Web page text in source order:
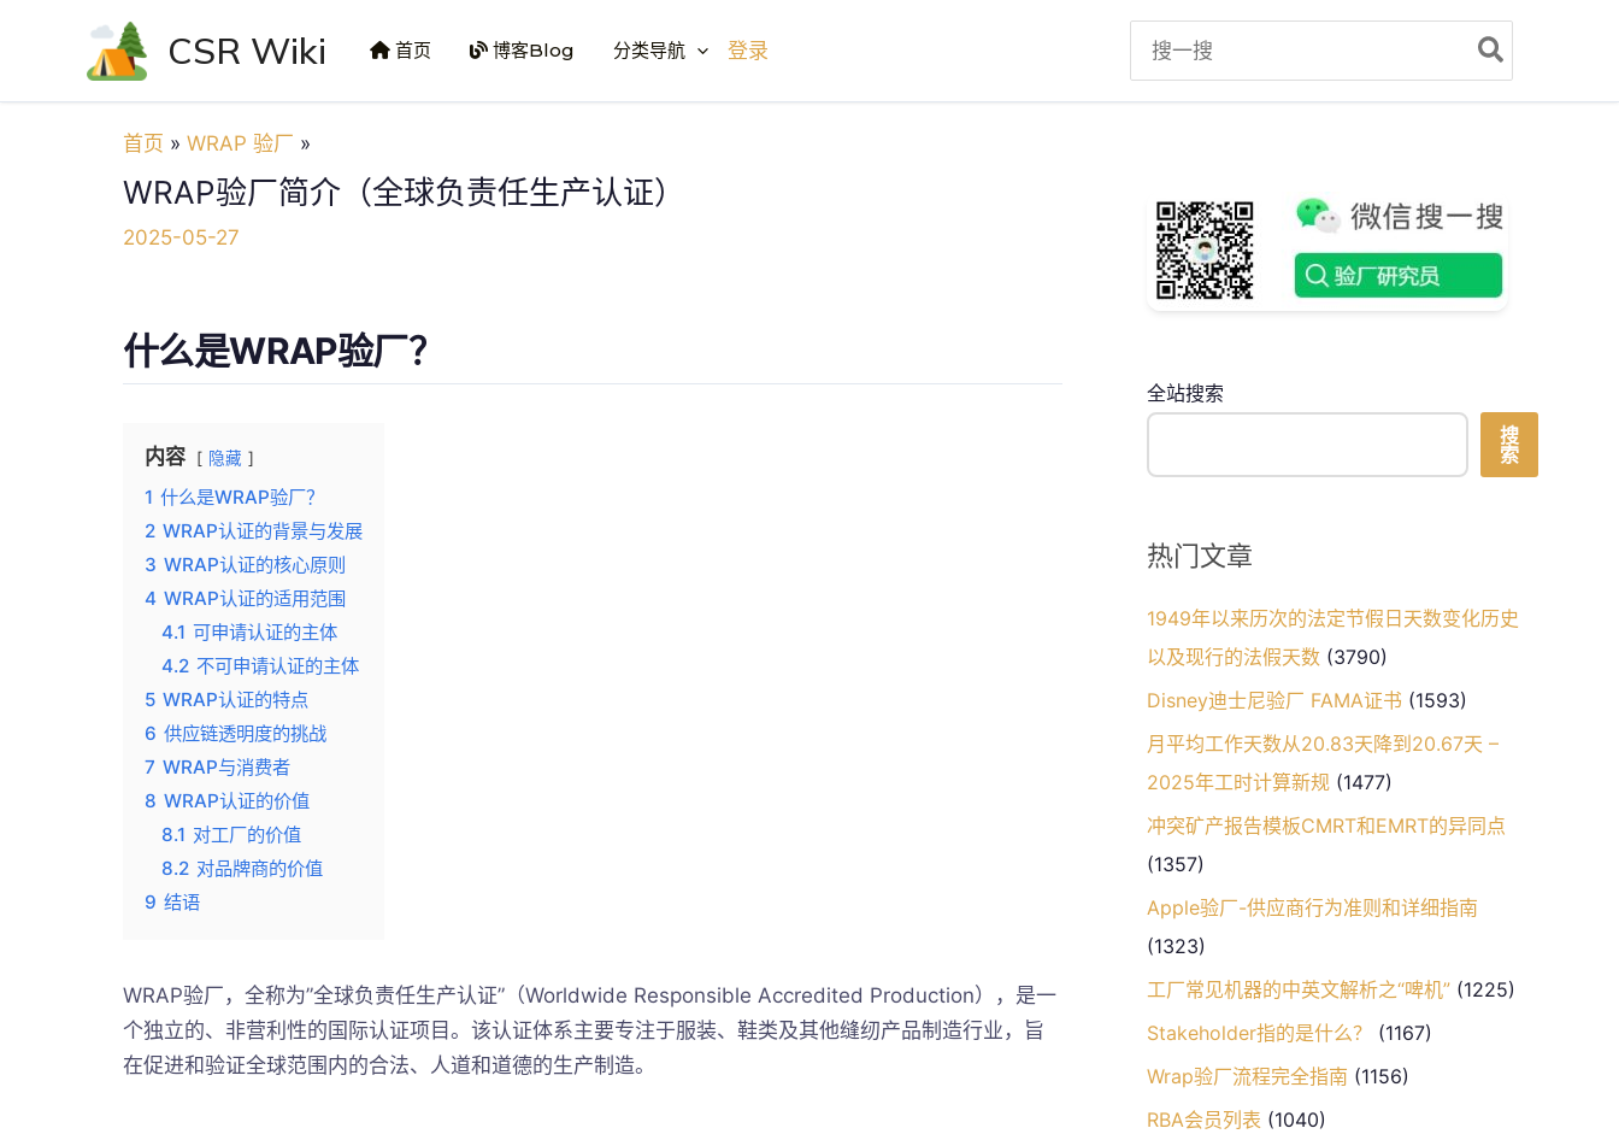
CSR Wiki 首页 博客Blog 分类导航 登录
for:
首页 WRAP 验厂
WRAP验厂简介（全球负责任生产认证）
2025-05-27
什么是WRAP验厂？
内容 隐藏
1 什么是WRAP验厂？
2 WRAP认证的背景与发展
3 WRAP认证的核心原则
4 WRAP认证的适用范围
4.1 可申请认证的主体
4.2 不可申请认证的主体
5 WRAP认证的特点
6 供应链透明度的挑战
7 WRAP与消费者
8 WRAP认证的价值
8.1 对工厂的价值
8.2 对品牌商的价值
9 结语
WRAP验厂，全称为”全球负责任生产认证”（Worldwide Responsible Accredited Production），是一
个独立的、非营利性的国际认证项目。该认证体系主要专注于服装、鞋类及其他缝纫产品制造行业，旨
在促进和验证全球范围内的合法、人道和道德的生产制造。
全站搜索
搜
索
热门文章
1949年以来历次的法定节假日天数变化历史
以及现行的法假天数 (3790)
Disney迪士尼验厂 FAMA证书 (1593)
月平均工作天数从20.83天降到20.67天 –
2025年工时计算新规 (1477)
冲突矿产报告模板CMRT和EMRT的异同点
(1357)
Apple验厂-供应商行为准则和详细指南
(1323)
工厂常见机器的中英文解析之“啤机” (1225)
Stakeholder指的是什么？
(1167)
Wrap验厂流程完全指南 (1156)
RBA会员列表 (1040)